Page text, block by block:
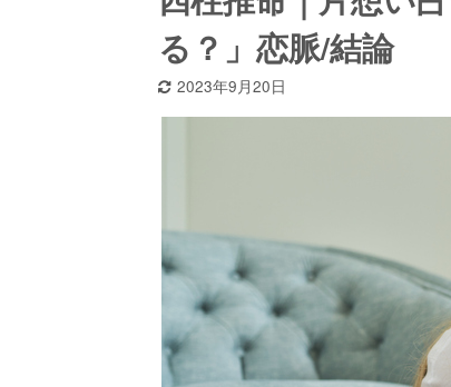
る？」恋脈/結論
2023年9月20日